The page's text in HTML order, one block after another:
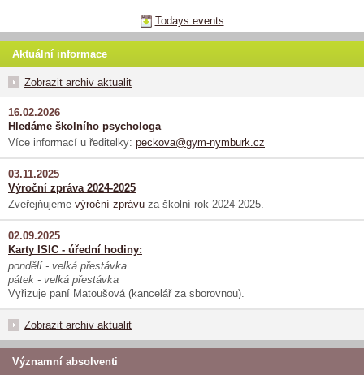
Todays events
Aktuální informace
Zobrazit archiv aktualit
16.02.2026
Hledáme školního psychologa
Více informací u ředitelky: peckova@gym-nymburk.cz
03.11.2025
Výroční zpráva 2024-2025
Zveřejňujeme výroční zprávu za školní rok 2024-2025.
02.09.2025
Karty ISIC - úřední hodiny:
pondělí - velká přestávka
pátek - velká přestávka
Vyřizuje paní Matoušová (kancelář za sborovnou).
Zobrazit archiv aktualit
Významní absolventi